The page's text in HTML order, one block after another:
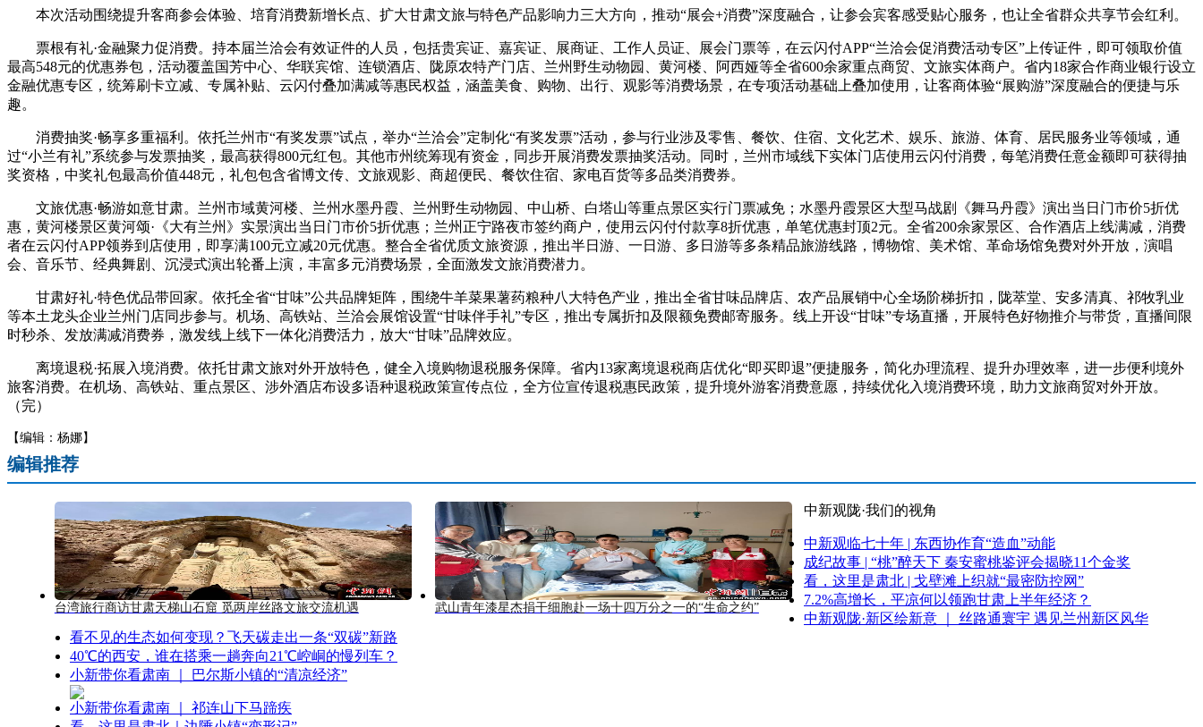
本次活动围绕提升客商参会体验、培育消费新增长点、扩大甘肃文旅与特色产品影响力三大方向，推动“展会+消费”深度融合，让参会宾客感受贴心服务，也让全省群众共享节会红利。
票根有礼·金融聚力促消费。持本届兰洽会有效证件的人员，包括贵宾证、嘉宾证、展商证、工作人员证、展会门票等，在云闪付APP“兰洽会促消费活动专区”上传证件，即可领取价值
最高548元的优惠券包，活动覆盖国芳中心、华联宾馆、连锁酒店、陇原农特产门店、兰州野生动物园、黄河楼、阿西娅等全省600余家重点商贸、文旅实体商户。省内18家合作商业银行设立
金融优惠专区，统筹刷卡立减、专属补贴、云闪付叠加满减等惠民权益，涵盖美食、购物、出行、观影等消费场景，在专项活动基础上叠加使用，让客商体验“展购游”深度融合的便捷与乐
趣。
消费抽奖·畅享多重福利。依托兰州市“有奖发票”试点，举办“兰洽会”定制化“有奖发票”活动，参与行业涉及零售、餐饮、住宿、文化艺术、娱乐、旅游、体育、居民服务业等领域，通
过“小兰有礼”系统参与发票抽奖，最高获得800元红包。其他市州统筹现有资金，同步开展消费发票抽奖活动。同时，兰州市域线下实体门店使用云闪付消费，每笔消费任意金额即可获得抽
奖资格，中奖礼包最高价值448元，礼包包含省博文传、文旅观影、商超便民、餐饮住宿、家电百货等多品类消费券。
文旅优惠·畅游如意甘肃。兰州市域黄河楼、兰州水墨丹霞、兰州野生动物园、中山桥、白塔山等重点景区实行门票减免；水墨丹霞景区大型马战剧《舞马丹霞》演出当日门市价5折优
惠，黄河楼景区黄河颂·《大有兰州》实景演出当日门市价5折优惠；兰州正宁路夜市签约商户，使用云闪付付款享8折优惠，单笔优惠封顶2元。全省200余家景区、合作酒店上线满减，消费
者在云闪付APP领券到店使用，即享满100元立减20元优惠。整合全省优质文旅资源，推出半日游、一日游、多日游等多条精品旅游线路，博物馆、美术馆、革命场馆免费对外开放，演唱
会、音乐节、经典舞剧、沉浸式演出轮番上演，丰富多元消费场景，全面激发文旅消费潜力。
甘肃好礼·特色优品带回家。依托全省“甘味”公共品牌矩阵，围绕牛羊菜果薯药粮种八大特色产业，推出全省甘味品牌店、农产品展销中心全场阶梯折扣，陇萃堂、安多清真、祁牧乳业
等本土龙头企业兰州门店同步参与。机场、高铁站、兰洽会展馆设置“甘味伴手礼”专区，推出专属折扣及限额免费邮寄服务。线上开设“甘味”专场直播，开展特色好物推介与带货，直播间限
时秒杀、发放满减消费券，激发线上线下一体化消费活力，放大“甘味”品牌效应。
离境退税·拓展入境消费。依托甘肃文旅对外开放特色，健全入境购物退税服务保障。省内13家离境退税商店优化“即买即退”便捷服务，简化办理流程、提升办理效率，进一步便利境外
旅客消费。在机场、高铁站、重点景区、涉外酒店布设多语种退税政策宣传点位，全方位宣传退税惠民政策，提升境外游客消费意愿，持续优化入境消费环境，助力文旅商贸对外开放。
（完）
【编辑：杨娜】
编辑推荐
台湾旅行商访甘肃天梯山石窟 觅两岸丝路文旅交流机遇 武山青年漆星杰捐干细胞赴一场十四万分之一的“生命之约”
中新观陇·我们的视角
中新观临七十年 | 东西协作育“造血”动能
成纪故事 | “桃”醉天下 秦安蜜桃鉴评会揭晓11个金奖
看，这里是肃北 | 戈壁滩上织就“最密防控网”
7.2%高增长，平凉何以领跑甘肃上半年经济？
中新观陇·新区绘新意 ｜ 丝路通寰宇 遇见兰州新区风华
看不见的生态如何变现？飞天碳走出一条“双碳”新路
40℃的西安，谁在搭乘一趟奔向21℃崆峒的慢列车？
小新带你看肃南 ｜ 巴尔斯小镇的“清凉经济”
小新带你看肃南 ｜ 祁连山下马蹄疾